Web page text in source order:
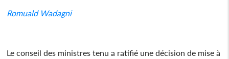
Romuald Wadagni
Le conseil des ministres tenu a ratifié une décision de mise à